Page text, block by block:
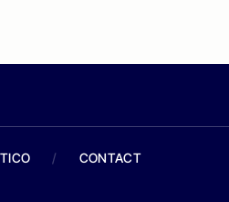
/ CONTACT